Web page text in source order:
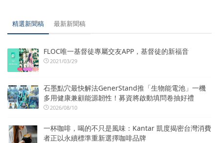
精選新聞稿 最新新聞稿
FLOC唯一基督徒專屬交友APP，基督徒的新福音
2021/03/29
石墨點穴最快解法GenerStand推「生物能電池」一機
多用健康兼顧能源韌性！募資將啟動填問卷抽好禮
2026/08/10
一杯咖啡，喝的不只是風味：Kantar 凱度揭密台灣消費
者正以永續標準重新選擇咖啡品牌